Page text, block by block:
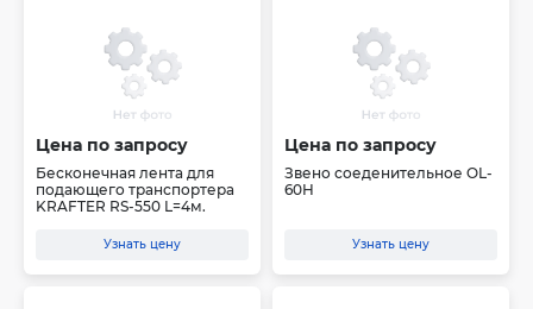
Цена по запросу
Бесконечная лента для
подающего транспортера
KRAFTER RS-550 L=4м.
Узнать цену
Цена по запросу
Звено соеденительное OL-
60H
Узнать цену